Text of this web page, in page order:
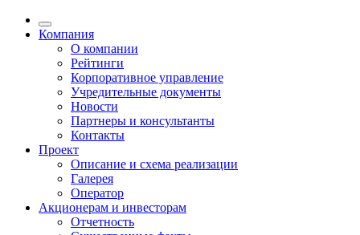
Компания
О компании
Рейтинги
Корпоративное управление
Учредительные документы
Новости
Партнеры и консультанты
Контакты
Проект
Описание и схема реализации
Галерея
Оператор
Акционерам и инвесторам
Отчетность